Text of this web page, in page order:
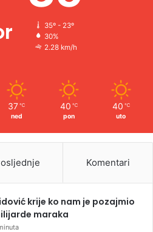
35º - 23º
30%
2.28 km/h
37 ℃
ned
40 ℃
pon
40 ℃
uto
Komentari
krije ko nam je pozajmio
maraka